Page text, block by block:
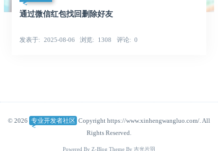
通过微信红包找回删除好友
发表于 2025-08-06 浏览 1308 评论 0
© 2026 专业开发者社区 Copyright https://www.xinhengwangluo.com/. All
Rights Reserved.
Powered By Z-Blog Theme By 吉光片羽